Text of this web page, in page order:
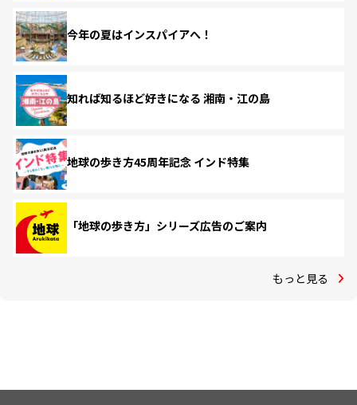
今年の夏はインスパイアへ！
知れば知るほど好きになる 湘南・江の島
地球の歩き方45周年記念 インド特集
「地球の歩き方」シリーズ広告のご案内
もっと見る